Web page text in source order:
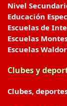
Nivel
Educación
Escuelas de
Escuelas
Escuelas
Clubes y
Clubes,